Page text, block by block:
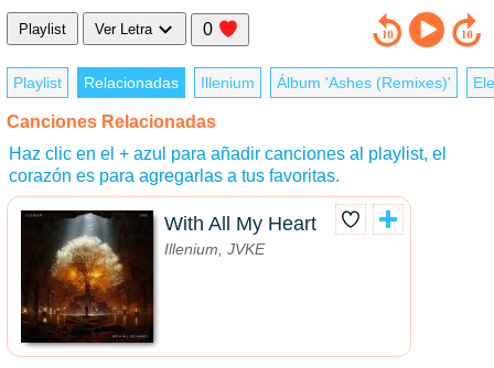
Playlist Ver Letra 0
Playlist Relacionadas Illenium Álbum 'Ashes (Remixes)'
Canciones Relacionadas
Haz clic en el + azul para añadir canciones al playlist, el
corazón es para agregarlas a tus favoritas.
With All My Heart
Illenium, JVKE